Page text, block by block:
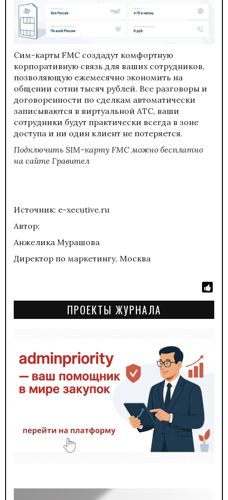
Cим-карты FMC создадут комфортную
корпоративную связь для ваших сотрудников,
позволяющую ежемесячно экономить на
общении сотни тысяч рублей. Все разговоры и
договоренности по сделкам автоматически
записываются в виртуальной АТС, ваши
сотрудники будут практически всегда в зоне
доступа и ни один клиент не потеряется.
Подключить SIM-карту FMC можно бесплатно
на сайте Гравител
Источник: e-xecutive.ru
Автор:
Анжелика Мурашова
Директор по маркетингу, Москва
ПРОЕКТЫ ЖУРНАЛА